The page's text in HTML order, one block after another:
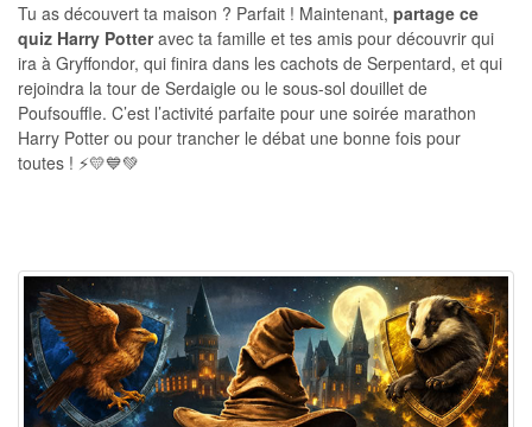
Tu as découvert ta maison ? Parfait ! Maintenant, partage ce
quiz Harry Potteravec ta famille et tes amis pour découvrir qui
ira à Gryffondor, qui finira dans les cachots de Serpentard, et qui
rejoindra la tour de Serdaigle ou le sous-sol douillet de
Poufsouffle. C’est l’activité parfaite pour une soirée marathon
Harry Potter ou pour trancher le débat une bonne fois pour
toutes ! ⚡💛💙💚